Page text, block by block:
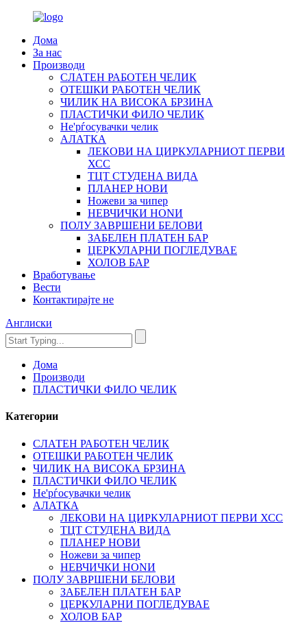
Дома
За нас
Производи
СЛАТЕН РАБОТЕН ЧЕЛИК
OTЕШКИ РАБОТЕН ЧЕЛИК
ЧИЛИК НА ВИСОКА БРЗИНА
ПЛАСТИЧКИ ФИЛО ЧЕЛИК
Не'рѓосувачки челик
АЛАТКА
ЛЕКОВИ НА ЦИРКУЛАРНИОТ ПЕРВИ
ХСС
ТЦТ СТУДЕНА ВИДА
ПЛАНЕР НОВИ
Ножеви за чипер
НЕВЧИЧКИ НОNИ
ПОЛУ ЗАВРШЕНИ БЕЛОВИ
ЗАБЕЛЕН ПЛАТЕН БАР
ЦЕРКУЛАРНИ ПОГЛЕДУВАЕ
ХОЛОВ БАР
Вработување
Вести
Контактирајте не
Англиски
Дома
Производи
ПЛАСТИЧКИ ФИЛО ЧЕЛИК
Категории
СЛАТЕН РАБОТЕН ЧЕЛИК
OTЕШКИ РАБОТЕН ЧЕЛИК
ЧИЛИК НА ВИСОКА БРЗИНА
ПЛАСТИЧКИ ФИЛО ЧЕЛИК
Не'рѓосувачки челик
АЛАТКА
ЛЕКОВИ НА ЦИРКУЛАРНИОТ ПЕРВИ ХСС
ТЦТ СТУДЕНА ВИДА
ПЛАНЕР НОВИ
Ножеви за чипер
НЕВЧИЧКИ НОNИ
ПОЛУ ЗАВРШЕНИ БЕЛОВИ
ЗАБЕЛЕН ПЛАТЕН БАР
ЦЕРКУЛАРНИ ПОГЛЕДУВАЕ
ХОЛОВ БАР